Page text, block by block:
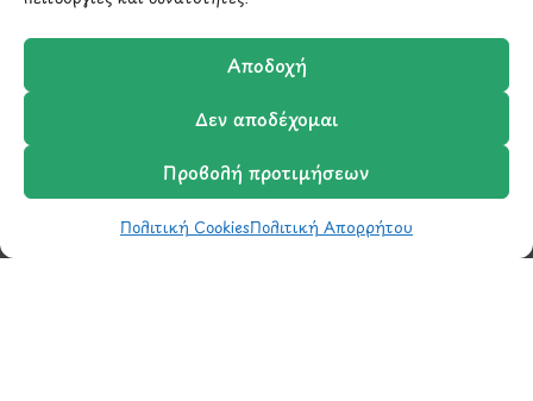
Αποδοχή
Δεν αποδέχομαι
Προβολή προτιμήσεων
Πολιτική CookiesΠολιτική Απορρήτου
παραγγελία; Στείλτε μας ένα email και θα
επικοινωνήσουμε σύντομα μαζί σας.
ΚαλάθιΣύγκριση
Ο Λογαριασμός μου